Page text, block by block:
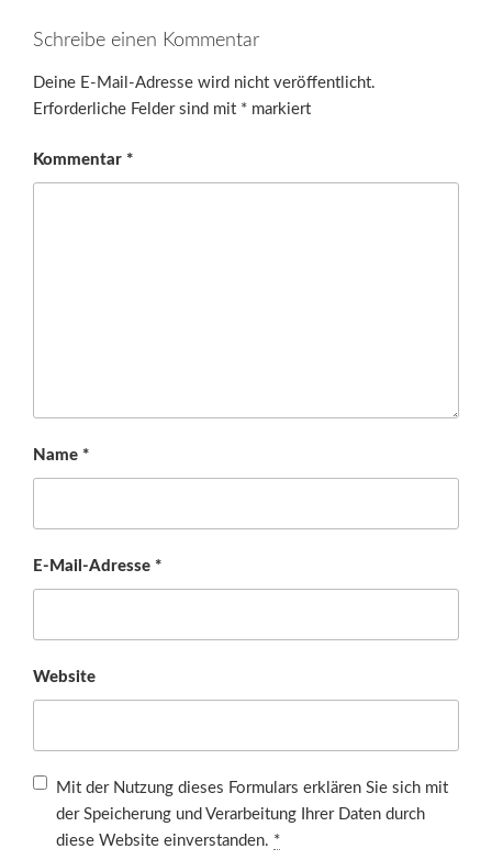
Schreibe einen Kommentar
Deine E-Mail-Adresse wird nicht veröffentlicht.
Erforderliche Felder sind mit * markiert
Kommentar *
Name *
E-Mail-Adresse *
Website
Mit der Nutzung dieses Formulars erklären Sie sich mit
der Speicherung und Verarbeitung Ihrer Daten durch
diese Website einverstanden. *